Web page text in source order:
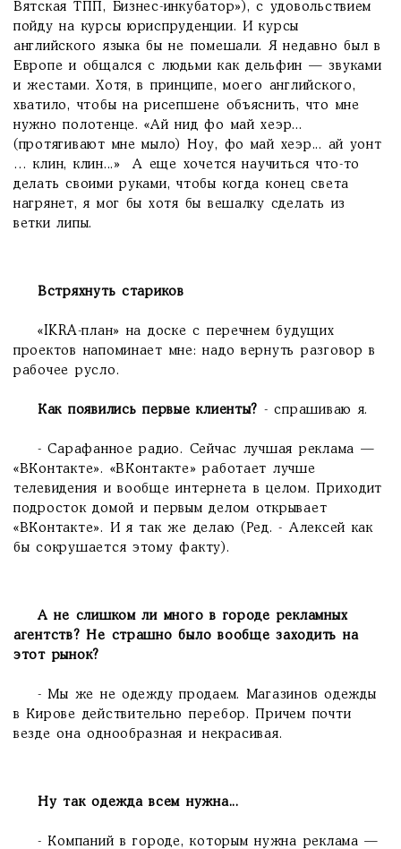
Вятская ТПП, Бизнес-инкубатор»), с удовольствием
пойду на курсы юриспруденции. И курсы
английского языка бы не помешали. Я недавно был в
Европе и общался с людьми как дельфин — звуками
и жестами. Хотя, в принципе, моего английского,
хватило, чтобы на рисепшене объяснить, что мне
нужно полотенце. «Ай нид фо май хеэр...
(протягивают мне мыло) Ноу, фо май хеэр... ай уонт
… клин, клин...» А еще хочется научиться что-то
делать своими руками, чтобы когда конец света
нагрянет, я мог бы хотя бы вешалку сделать из
ветки липы.
Встряхнуть стариков
«IKRA-план» на доске с перечнем будущих
проектов напоминает мне: надо вернуть разговор в
рабочее русло.
Как появились первые клиенты? - спрашиваю я.
- Сарафанное радио. Сейчас лучшая реклама —
«ВКонтакте». «ВКонтакте» работает лучше
телевидения и вообще интернета в целом. Приходит
подросток домой и первым делом открывает
«ВКонтакте». И я так же делаю (Ред. - Алексей как
бы сокрушается этому факту).
А не слишком ли много в городе рекламных
агентств? Не страшно было вообще заходить на
этот рынок?
- Мы же не одежду продаем. Магазинов одежды
в Кирове действительно перебор. Причем почти
везде она однообразная и некрасивая.
Ну так одежда всем нужна...
- Компаний в городе, которым нужна реклама —